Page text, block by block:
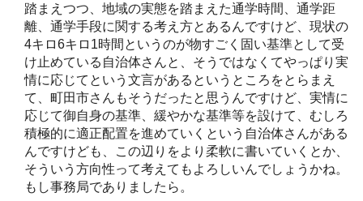
踏まえつつ、地域の実態を踏まえた通学時間、通学距
離、通学手段に関する考え方とあるんですけど、現状の
4キロ6キロ1時間というのが物すごく固い基準として受
け止めている自治体さんと、そうではなくてやっぱり実
情に応じてという文言があるというところをとらまえ
て、町田市さんもそうだったと思うんですけど、実情に
応じて御自身の基準、緩やかな基準等を設けて、むしろ
積極的に適正配置を進めていくという自治体さんがある
んですけども、この辺りをより柔軟に書いていくとか、
そういう方向性って考えてもよろしいんでしょうかね。
もし事務局でありましたら。